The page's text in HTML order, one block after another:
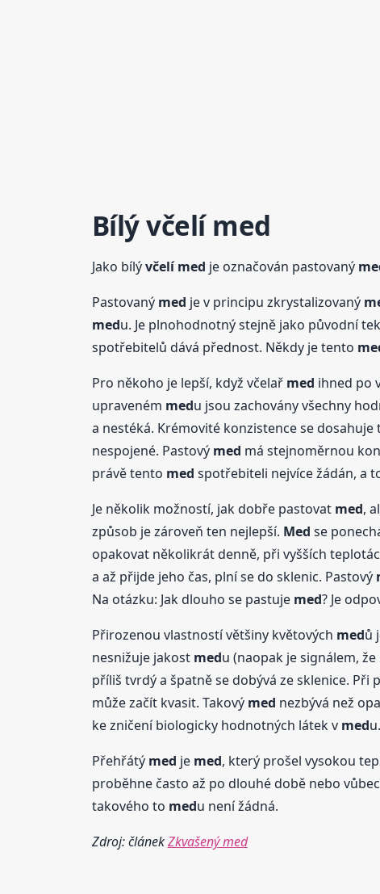
Bílývčelí med
Jako bílývčelí med je označován pastovaný
Pastovaný med je v principu zkrystalizovaný
medu. Je plnohodnotný stejně jako původní
spotřebitelů dává přednost. Někdy je tento
Pro někoho je lepší, když včelař med ihned po
upraveném medu jsou zachovány všechny
a nestéká. Krémovité konzistence se
nespojené. Pastový med má stejnoměrnou
právě tento med spotřebiteli nejvíce žádán, a
Je několik možností, jak dobře pastovat med,
způsob je zároveň ten nejlepší. Med se
opakovat několikrát denně, při vyšších
a až přijde jeho čas, plní se do sklenic. Pastový
Na otázku: Jak dlouho se pastuje med? Je
Přirozenou vlastností většiny květových medů
nesnižuje jakost medu (naopak je signálem, že
příliš tvrdý a špatně se dobývá ze sklenice.
může začít kvasit. Takový med nezbývá než
ke zničení biologicky hodnotných látek v medu.
Přehřátý med je med, který prošel vysokou
proběhne často až po dlouhé době nebo
takového to medu není žádná.
Zdroj: článekZkvašený med